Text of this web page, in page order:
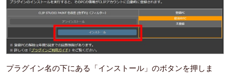
プラグイン名の下にある「インストール」のボタンを押しま